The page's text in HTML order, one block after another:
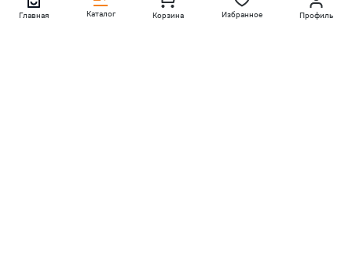
Главная Каталог Корзина Избранное Профиль